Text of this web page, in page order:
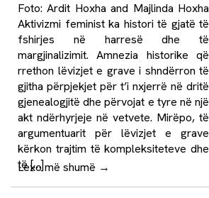
Foto: Ardit Hoxha and Majlinda Hoxha
Aktivizmi feminist ka histori të gjatë të
fshirjes në harresë dhe të
margjinalizimit. Amnezia historike që
rrethon lëvizjet e grave i shndërron të
gjitha përpjekjet për t’i nxjerrë në dritë
gjenealogjitë dhe përvojat e tyre në një
akt ndërhyrjeje në vetvete. Mirëpo, të
argumentuarit për lëvizjet e grave
kërkon trajtim të kompleksiteteve dhe
të […]
Lexo më shumë →